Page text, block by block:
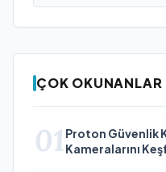
ÇOK OKUNANLAR
01 Proton Güvenlik
Kameralarını